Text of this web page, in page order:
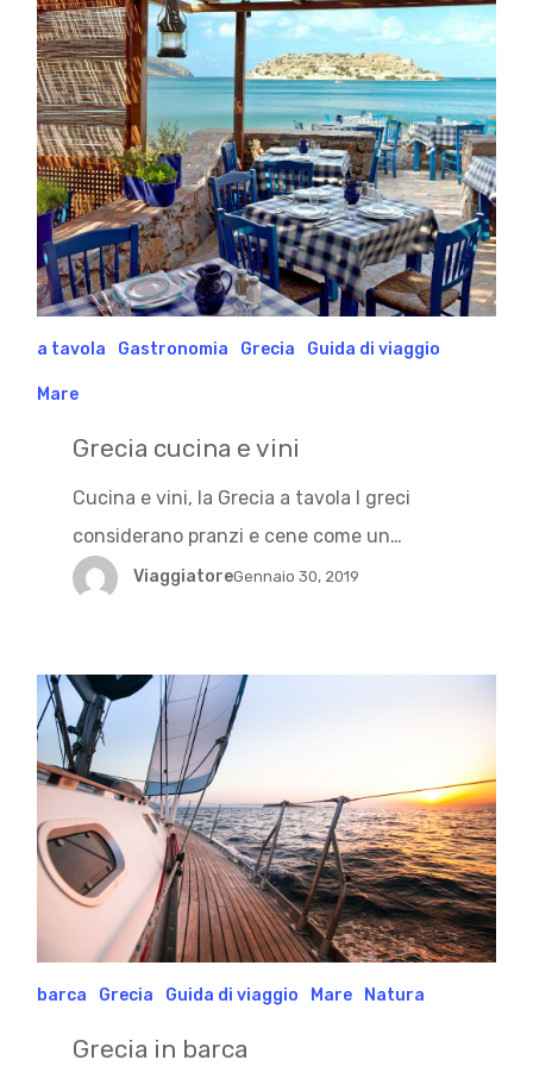
a tavola Gastronomia Grecia Guida di viaggio
Mare
Grecia cucina e vini
Cucina e vini, la Grecia a tavola I greci
considerano pranzi e cene come un…
ViaggiatoreGennaio 30, 2019
barca Grecia Guida di viaggio Mare Natura
Grecia in barca